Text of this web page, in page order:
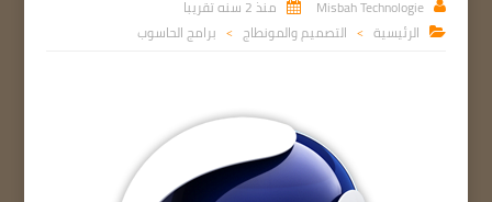

Misbah Technologie
 منذ 2 سنه تقريبا
 الرئيسية > التصميم والمونطاج > برامج الحاسوب